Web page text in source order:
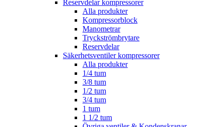
Reservdelar kompressorer
Alla produkter
Kompressorblock
Manometrar
Tryckströmbrytare
Reservdelar
Säkerhetsventiler kompressorer
Alla produkter
1/4 tum
3/8 tum
1/2 tum
3/4 tum
1 tum
1 1/2 tum